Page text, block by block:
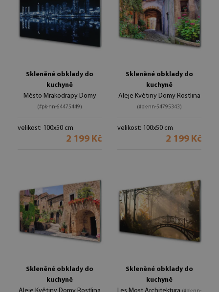
Skleněné obklady do
kuchyně
Město Mrakodrapy Domy
(#pk-nn-64475449)
velikost: 100x50 cm
2 199 Kč
Skleněné obklady do
kuchyně
Aleje Květiny Domy Rostlina
(#pk-nn-54795343)
velikost: 100x50 cm
2 199 Kč
Skleněné obklady do
kuchyně
Skleněné obklady do
kuchyně